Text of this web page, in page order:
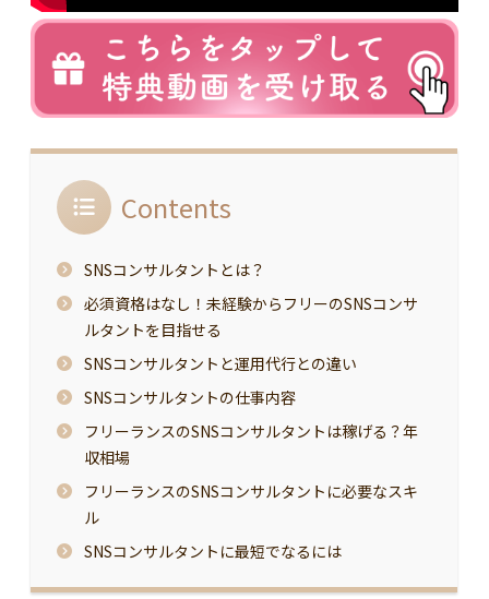
Contents
SNSコンサルタントとは？
必須資格はなし！未経験からフリーのSNSコンサ
ルタントを目指せる
SNSコンサルタントと運用代行との違い
SNSコンサルタントの仕事内容
フリーランスのSNSコンサルタントは稼げる？年
収相場
フリーランスのSNSコンサルタントに必要なスキ
ル
SNSコンサルタントに最短でなるには